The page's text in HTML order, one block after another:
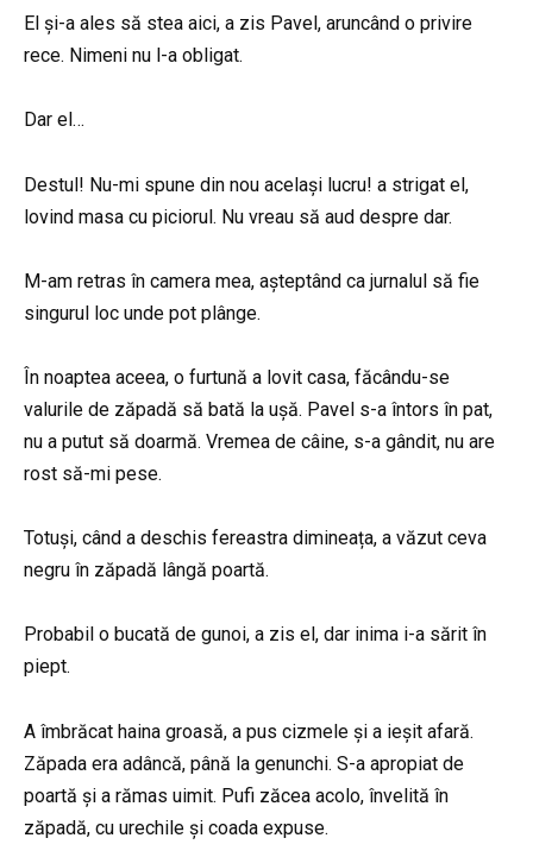
El și-a ales să stea aici, a zis Pavel, aruncând o privire
rece. Nimeni nu l-a obligat.
Dar el…
Destul! Nu-mi spune din nou același lucru! a strigat el,
lovind masa cu piciorul. Nu vreau să aud despre dar.
M-am retras în camera mea, așteptând ca jurnalul să fie
singurul loc unde pot plânge.
În noaptea aceea, o furtună a lovit casa, făcându-se
valurile de zăpadă să bată la ușă. Pavel s-a întors în pat,
nu a putut să doarmă. Vremea de câine, s-a gândit, nu are
rost să-mi pese.
Totuși, când a deschis fereastra dimineața, a văzut ceva
negru în zăpadă lângă poartă.
Probabil o bucată de gunoi, a zis el, dar inima i-a sărit în
piept.
A îmbrăcat haina groasă, a pus cizmele și a ieșit afară.
Zăpada era adâncă, până la genunchi. S-a apropiat de
poartă și a rămas uimit. Pufi zăcea acolo, învelită în
zăpadă, cu urechile și coada expuse.